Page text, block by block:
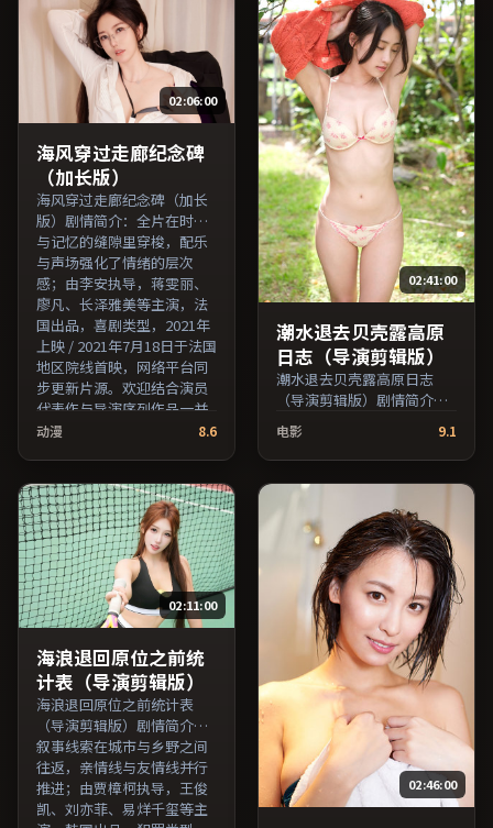
上映 / 2016年12月16日于中
国台湾地区院线首映，网络
平台同步更新片源。上线后
可持续关注影片评分与观众
口碑走势。（国产影视资源
大全免费条目索引，支持片
名与演员交叉检索。）
年上映 / 2018年6月15日于泰
国地区院线首映，网络平台
同步更新片源。整体观感沉
稳耐看，适合反复品味台词
与镜头。（国产影视资源大
全免费条目索引，支持片名
与演员交叉检索。）
02:06:00
海风穿过走廊纪念碑
（加长版）
海风穿过走廊纪念碑（加长
版）剧情简介：全片在时间
与记忆的缝隙里穿梭，配乐
与声场强化了情绪的层次
感；由李安执导，蒋雯丽、
廖凡、长泽雅美等主演，法
国出品，喜剧类型，2021年
上映 / 2021年7月18日于法国
地区院线首映，网络平台同
步更新片源。欢迎结合演员
代表作与导演序列作品一并
检索观看。（国产影视资源
动漫 8.6
02:41:00
潮水退去贝壳露高原
日志（导演剪辑版）
潮水退去贝壳露高原日志
（导演剪辑版）剧情简介：
叙事线索在城市与乡野之间
往返，亲情线与友情线并行
推进；由朴赞郁执导，吴
京、秦昊、易烊千玺等主
演，日本出品，悬疑类型，
2022年上映 / 2022年5月27
日于日本地区院线首映，网
络平台同步更新片源。若你
偏爱节奏不急躁、人物立体
的作品，值得一看。（国产
影视资源大全免费条目索
引，支持片名与演员交叉检
索。）
电影 9.1
02:11:00
海浪退回原位之前统
计表（导演剪辑版）
海浪退回原位之前统计表
（导演剪辑版）剧情简介：
叙事线索在城市与乡野之间
往返，亲情线与友情线并行
推进；由贾樟柯执导，王俊
凯、刘亦菲、易烊千玺等主
02:46:00